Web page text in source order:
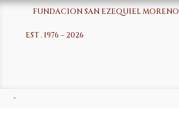
FUNDACION SAN EZEQUIEL MORENO
EST . 1976 – 2026